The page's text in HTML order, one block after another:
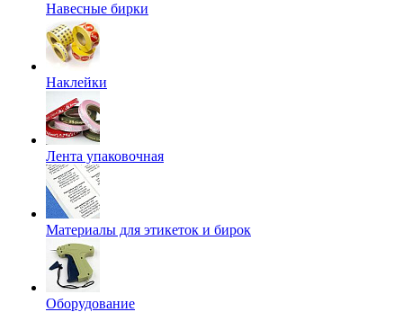
Навесные бирки
Наклейки
Лента упаковочная
Материалы для этикеток и бирок
Оборудование